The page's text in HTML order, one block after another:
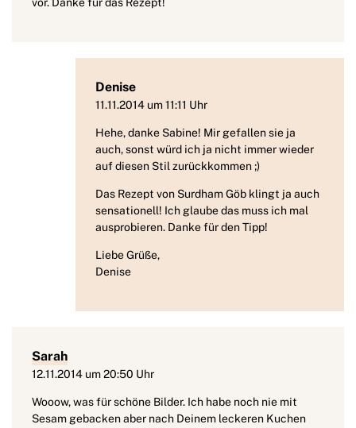
vor. Danke für das Rezept!
Denise
11.11.2014 um 11:11 Uhr
Hehe, danke Sabine! Mir gefallen sie ja
auch, sonst würd ich ja nicht immer wieder
auf diesen Stil zurückkommen ;)
Das Rezept von Surdham Göb klingt ja auch
sensationell! Ich glaube das muss ich mal
ausprobieren. Danke für den Tipp!
Liebe Grüße,
Denise
Sarah
12.11.2014 um 20:50 Uhr
Wooow, was für schöne Bilder. Ich habe noch nie mit
Sesam gebacken aber nach Deinem leckeren Kuchen